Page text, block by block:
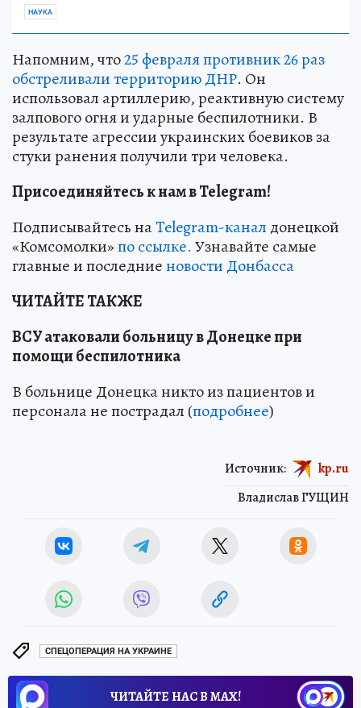
НАУКА
Напомним, что25 февраля противник 26 раз
обстреливали территорию ДНР. Он
использовал артиллерию, реактивную систему
залпового огня и ударные беспилотники. В
результате агрессии украинских боевиков за
стуки ранения получили три человека.
Присоединяйтесь к нам в Telegram!
Подписывайтесь наTelegram-канал донецкой
«Комсомолки»по ссылке. Узнавайте самые
главные и последниеновости Донбасса
ЧИТАЙТЕ ТАКЖЕ
ВСУ атаковали больницу в Донецке при
помощи беспилотника
В больнице Донецка никто из пациентов и
персонала не пострадал (подробнее)
Владислав ГУЩИН
Источник: kp.ru
СПЕЦОПЕРАЦИЯ НА УКРАИНЕ
ЧИТАЙТЕ НАС В МАХ!